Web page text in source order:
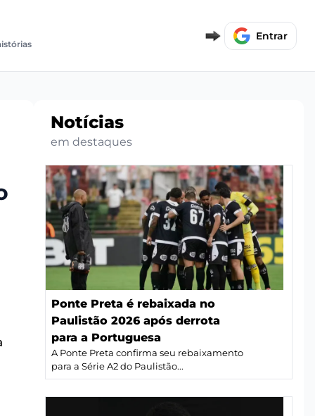
Entrar
Notícias
em destaques
Ponte Preta é rebaixada no
Paulistão 2026 após derrota
para a Portuguesa
A Ponte Preta confirma seu rebaixamento
para a Série A2 do Paulistão...